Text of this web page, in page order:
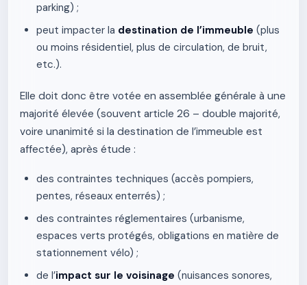
parking) ;
peut impacter la destination de l’immeuble (plus
ou moins résidentiel, plus de circulation, de bruit,
etc.).
Elle doit donc être votée en assemblée générale à une
majorité élevée (souvent article 26 – double majorité,
voire unanimité si la destination de l’immeuble est
affectée), après étude :
des contraintes techniques (accès pompiers,
pentes, réseaux enterrés) ;
des contraintes réglementaires (urbanisme,
espaces verts protégés, obligations en matière de
stationnement vélo) ;
de l’impact sur le voisinage (nuisances sonores,